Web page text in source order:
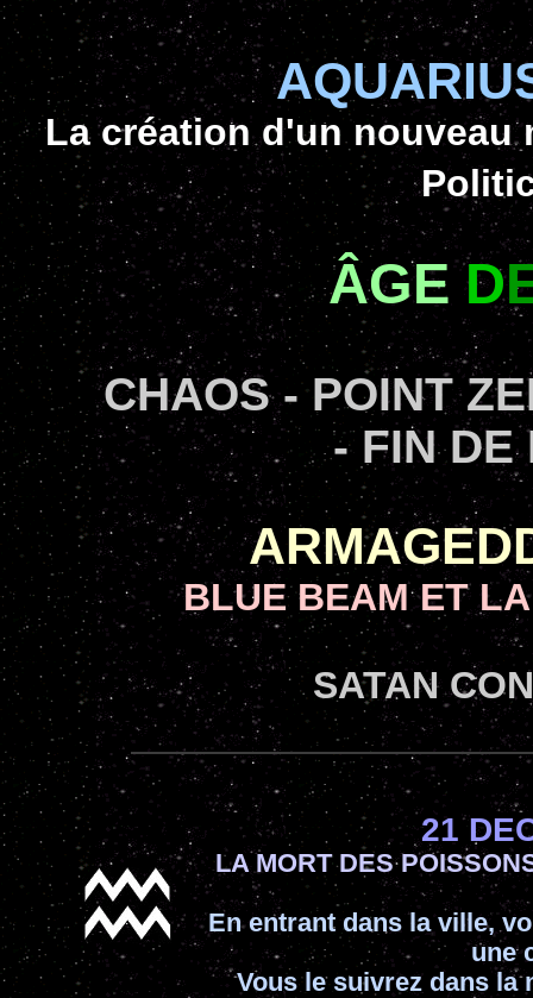
La création d'un nouveau
ÂGED
CHAOS - POINT
- FIN DE
BLUE BEAM ET
SATAN
21
LA MORT DES
En entrant dans la ville,
une
Vous le suivrez dans la